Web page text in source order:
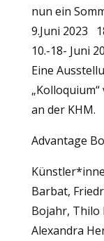
nun ein
9.Juni 2023
10.-18- Juni
Eine
an der KHM.
Advantage
Barbat,
Bojahr, Thilo
Alexandra